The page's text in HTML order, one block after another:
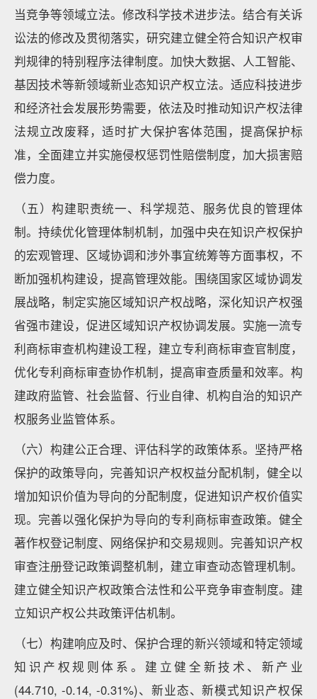
当竞争等领域立法。修改科学技术进步法。结合有关诉
讼法的修改及贯彻落实，研究建立健全符合知识产权审
判规律的特别程序法律制度。加快大数据、人工智能、
基因技术等新领域新业态知识产权立法。适应科技进步
和经济社会发展形势需要，依法及时推动知识产权法律
法规立改废释，适时扩大保护客体范围，提高保护标
准，全面建立并实施侵权惩罚性赔偿制度，加大损害赔
偿力度。
（五）构建职责统一、科学规范、服务优良的管理体
制。持续优化管理体制机制，加强中央在知识产权保护
的宏观管理、区域协调和涉外事宜统筹等方面事权，不
断加强机构建设，提高管理效能。围绕国家区域协调发
展战略，制定实施区域知识产权战略，深化知识产权强
省强市建设，促进区域知识产权协调发展。实施一流专
利商标审查机构建设工程，建立专利商标审查官制度，
优化专利商标审查协作机制，提高审查质量和效率。构
建政府监管、社会监督、行业自律、机构自治的知识产
权服务业监管体系。
（六）构建公正合理、评估科学的政策体系。坚持严格
保护的政策导向，完善知识产权权益分配机制，健全以
增加知识价值为导向的分配制度，促进知识产权价值实
现。完善以强化保护为导向的专利商标审查政策。健全
著作权登记制度、网络保护和交易规则。完善知识产权
审查注册登记政策调整机制，建立审查动态管理机制。
建立健全知识产权政策合法性和公平竞争审查制度。建
立知识产权公共政策评估机制。
（七）构建响应及时、保护合理的新兴领域和特定领域
知识产权规则体系。建立健全新技术、新产业
(44.710, -0.14, -0.31%)、新业态、新模式知识产权保